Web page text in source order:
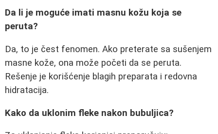
Da li je moguće imati masnu kožu koja se
peruta?
Da, to je čest fenomen. Ako preterate sa sušenjem
masne kože, ona može početi da se peruta.
Rešenje je korišćenje blagih preparata i redovna
hidratacija.
Kako da uklonim fleke nakon bubuljica?